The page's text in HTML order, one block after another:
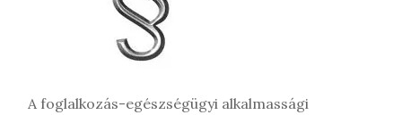
A foglalkozás-egészségügyi alkalmassági